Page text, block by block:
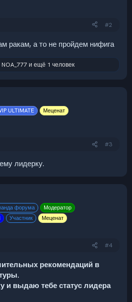
#2
ракам, а то не пройдем нифига
NOA_777 и ещё 1 человек
ULTIMATE Меценат
#3
лидерку.
форума
Модератор
Участник Меценат
#4
рекомендаций в
и выдаю тебе статус лидера